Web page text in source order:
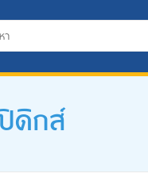
ดิกส์